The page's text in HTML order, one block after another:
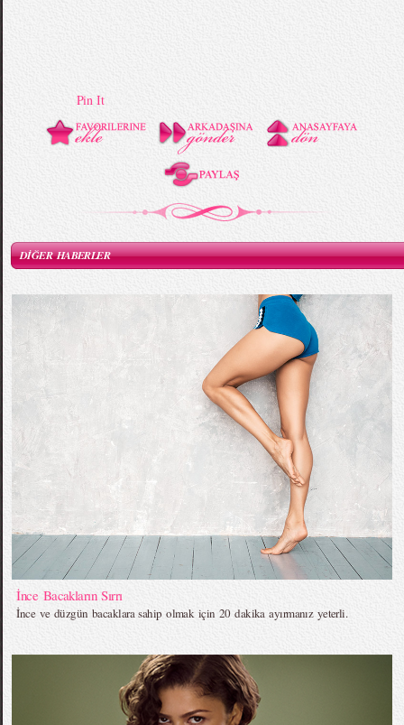
Pin It
DİĞER HABERLER
İnce Bacakların Sırrı
İnce ve düzgün bacaklara sahip olmak için 20 dakika ayırmanız yeterli.